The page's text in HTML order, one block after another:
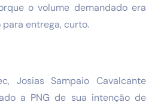
o volume demandado era
entrega, curto.
Josias Sampaio Cavalcante
a PNG de sua intenção de